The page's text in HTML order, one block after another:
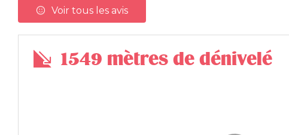
Voir tous les avis
1549 mètres de dénivelé